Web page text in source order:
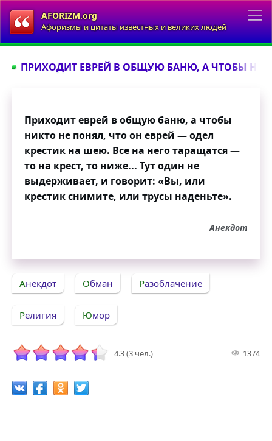
AFORIZM.org
Афоризмы и цитаты известных и великих людей
ПРИХОДИТ ЕВРЕЙ В ОБЩУЮ БАНЮ, А ЧТОБЫ
Приходит еврей в общую баню, а чтобы
никто не понял, что он еврей — одел
крестик на шею. Все на него таращатся —
то на крест, то ниже... Тут один не
выдерживает, и говорит: «Вы, или
крестик снимите, или трусы наденьте».
Анекдот
Анекдот Обман Разоблачение
Религия Юмор
4.3 (3 чел.) 1374